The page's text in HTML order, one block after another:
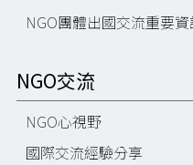
NGO團體出國交流重要
NGO交流
NGO心視野
國際交流經驗分享